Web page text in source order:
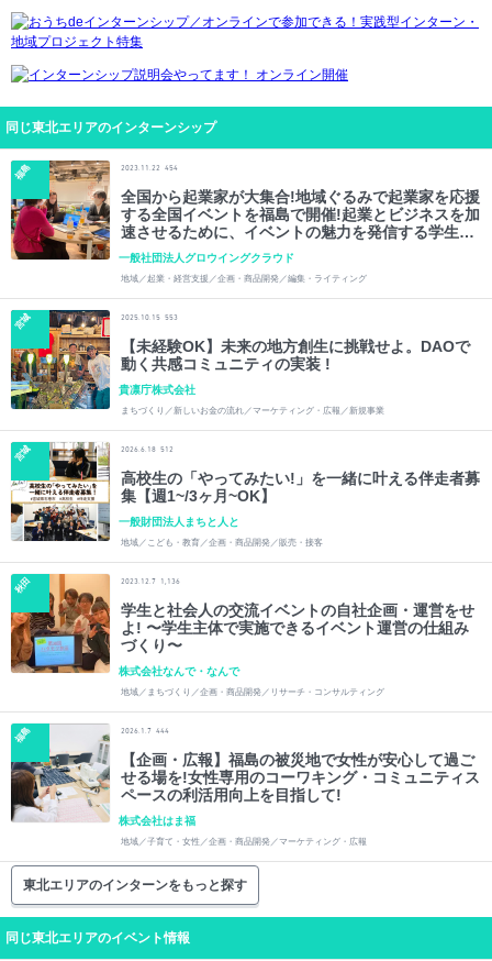
同じ東北エリアのインターンシップ
福島 2023.11.22 454
全国から起業家が大集合!地域ぐるみで起業家を応援
する全国イベントを福島で開催!起業とビジネスを加
速させるために、イベントの魅力を発信する学生ラ
イターを募集!
一般社団法人グロウイングクラウド
地域／起業・経営支援／企画・商品開発／編集・ライティング
宮城 2025.10.15 553
【未経験OK】未来の地方創生に挑戦せよ。DAOで
動く共感コミュニティの実装 !
貴凛庁株式会社
まちづくり／新しいお金の流れ／マーケティング・広報／新規事業
宮城 2026.6.18 512
高校生の「やってみたい!」を一緒に叶える伴走者募
集【週1~/3ヶ月~OK】
一般財団法人まちと人と
地域／こども・教育／企画・商品開発／販売・接客
秋田 2023.12.7 1,136
学生と社会人の交流イベントの自社企画・運営をせ
よ! 〜学生主体で実施できるイベント運営の仕組み
づくり〜
株式会社なんで・なんで
地域／まちづくり／企画・商品開発／リサーチ・コンサルティング
福島 2026.1.7 444
【企画・広報】福島の被災地で女性が安心して過ご
せる場を!女性専用のコーワキング・コミュニティス
ペースの利活用向上を目指して!
株式会社はま福
地域／子育て・女性／企画・商品開発／マーケティング・広報
東北エリアのインターンをもっと探す
同じ東北エリアのイベント情報